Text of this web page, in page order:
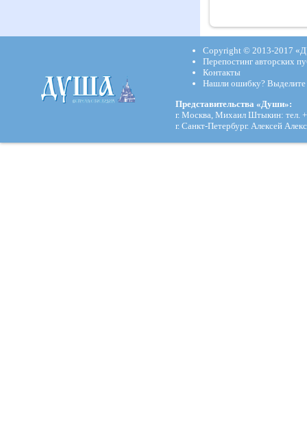
Copyright © 2013-2017
Перепостинг авторских
Контакты
Нашли ошибку?
Представительства «Души»:
г. Москва, Михаил Штыкин: тел.
г. Санкт-Петербург. Алексей